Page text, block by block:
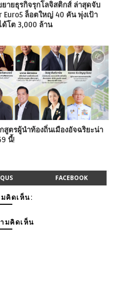
ายธุรกิจรุกโลจิสติกส์ ล่าสุดจับ
Euro5 ล็อตใหญ่ 40 คัน พุ่งเป้า
ด้โต 3,000 ล้าน
สูตรผู้นำท้องถิ่นเมืองอัจฉริยะน่า
นี้!
FACEBOOK
คิดเห็น:
มคิดเห็น